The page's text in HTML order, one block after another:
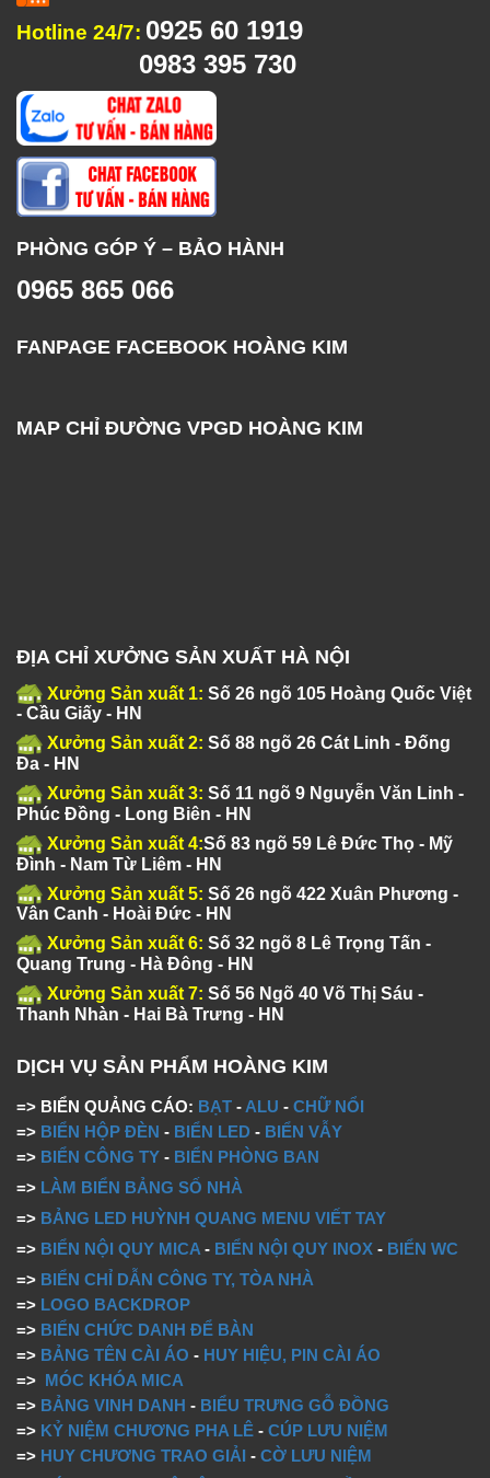
Hotline 24/7: 0925 60 1919
0983 395 730
PHÒNG GÓP Ý – BẢO HÀNH
0965 865 066
FANPAGE FACEBOOK HOÀNG KIM
MAP CHỈ ĐƯỜNG VPGD HOÀNG KIM
ĐỊA CHỈ XƯỞNG SẢN XUẤT HÀ NỘI
Xưởng Sản xuất 1: Số 26 ngõ 105 Hoàng Quốc Việt
- Cầu Giấy - HN
Xưởng Sản xuất 2: Số 88 ngõ 26 Cát Linh - Đống
Đa - HN
Xưởng Sản xuất 3: Số 11 ngõ 9 Nguyễn Văn Linh -
Phúc Đồng - Long Biên - HN
Xưởng Sản xuất 4:Số 83 ngõ 59 Lê Đức Thọ - Mỹ
Đình - Nam Từ Liêm - HN
Xưởng Sản xuất 5: Số 26 ngõ 422 Xuân Phương -
Vân Canh - Hoài Đức - HN
Xưởng Sản xuất 6: Số 32 ngõ 8 Lê Trọng Tấn -
Quang Trung - Hà Đông - HN
Xưởng Sản xuất 7: Số 56 Ngõ 40 Võ Thị Sáu -
Thanh Nhàn - Hai Bà Trưng - HN
DỊCH VỤ SẢN PHẨM HOÀNG KIM
=> BIỂN QUẢNG CÁO: BẠT - ALU - CHỮ NỔI
=> BIỂN HỘP ĐÈN - BIỂN LED - BIỂN VẪY
=> BIỂN CÔNG TY - BIỂN PHÒNG BAN
=> LÀM BIỂN BẢNG SỐ NHÀ
=> BẢNG LED HUỲNH QUANG MENU VIẾT TAY
=> BIỂN NỘI QUY MICA - BIỂN NỘI QUY INOX - BIỂN WC
=> BIỂN CHỈ DẪN CÔNG TY, TÒA NHÀ
=> LOGO BACKDROP
=> BIỂN CHỨC DANH ĐỂ BÀN
=> BẢNG TÊN CÀI ÁO - HUY HIỆU, PIN CÀI ÁO
=> MÓC KHÓA MICA
=> BẢNG VINH DANH - BIỂU TRƯNG GỖ ĐỒNG
=> KỶ NIỆM CHƯƠNG PHA LÊ - CÚP LƯU NIỆM
=> HUY CHƯƠNG TRAO GIẢI - CỜ LƯU NIỆM